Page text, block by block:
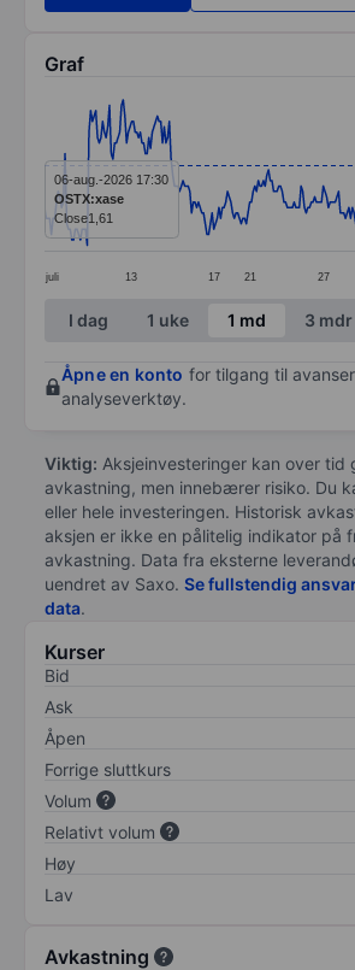
Graf
Line chart with 248 data points.
The chart has 1 X axis displaying
The chart has 1 Y axis displaying
juli 13 17 21 27
06-aug.-2026 17:30
OSTX:xase
Close1,61
End of interactive chart.
I dag 1 uke 1 md 3 mdr
Åpne en konto for tilgang til
analyseverktøy.
Viktig: Aksjeinvesteringer kan over tid
avkastning, men innebærer risiko. Du
eller hele investeringen. Historisk
aksjen er ikke en pålitelig indikator på
avkastning. Data fra eksterne
uendret av Saxo. Se fullstendig
data.
Kurser
Bid
Ask
Åpen
Forrige sluttkurs
Volum
Relativt volum
Høy
Lav
Avkastning